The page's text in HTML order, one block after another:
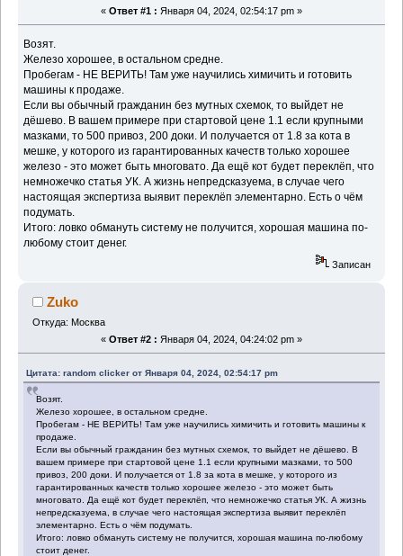
« Ответ #1 : Января 04, 2024, 02:54:17 pm »
Возят.
Железо хорошее, в остальном средне.
Пробегам - НЕ ВЕРИТЬ! Там уже научились химичить и готовить
машины к продаже.
Если вы обычный гражданин без мутных схемок, то выйдет не
дёшево. В вашем примере при стартовой цене 1.1 если крупными
мазками, то 500 привоз, 200 доки. И получается от 1.8 за кота в
мешке, у которого из гарантированных качеств только хорошее
железо - это может быть многовато. Да ещё кот будет переклёп, что
немножечко статья УК. А жизнь непредсказуема, в случае чего
настоящая экспертиза выявит переклёп элементарно. Есть о чём
подумать.
Итого: ловко обмануть систему не получится, хорошая машина по-
любому стоит денег.
Записан
Zuko
Откуда: Москва
« Ответ #2 : Января 04, 2024, 04:24:02 pm »
Цитата: random clicker от Января 04, 2024, 02:54:17 pm
Возят.
Железо хорошее, в остальном средне.
Пробегам - НЕ ВЕРИТЬ! Там уже научились химичить и готовить машины к
продаже.
Если вы обычный гражданин без мутных схемок, то выйдет не дёшево. В
вашем примере при стартовой цене 1.1 если крупными мазками, то 500
привоз, 200 доки. И получается от 1.8 за кота в мешке, у которого из
гарантированных качеств только хорошее железо - это может быть
многовато. Да ещё кот будет переклёп, что немножечко статья УК. А жизнь
непредсказуема, в случае чего настоящая экспертиза выявит переклёп
элементарно. Есть о чём подумать.
Итого: ловко обмануть систему не получится, хорошая машина по-любому
стоит денег.